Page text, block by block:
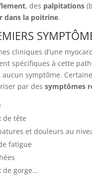
, des palpitations
dans la poitrine.
cliniques d’une
spécifiques à cette
aucun symptôme.
par des symptômes
de tête
et douleurs au
fatigue
de gorge…